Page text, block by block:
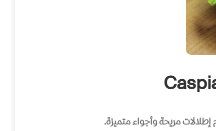
مريحة وأجواء متميزة.